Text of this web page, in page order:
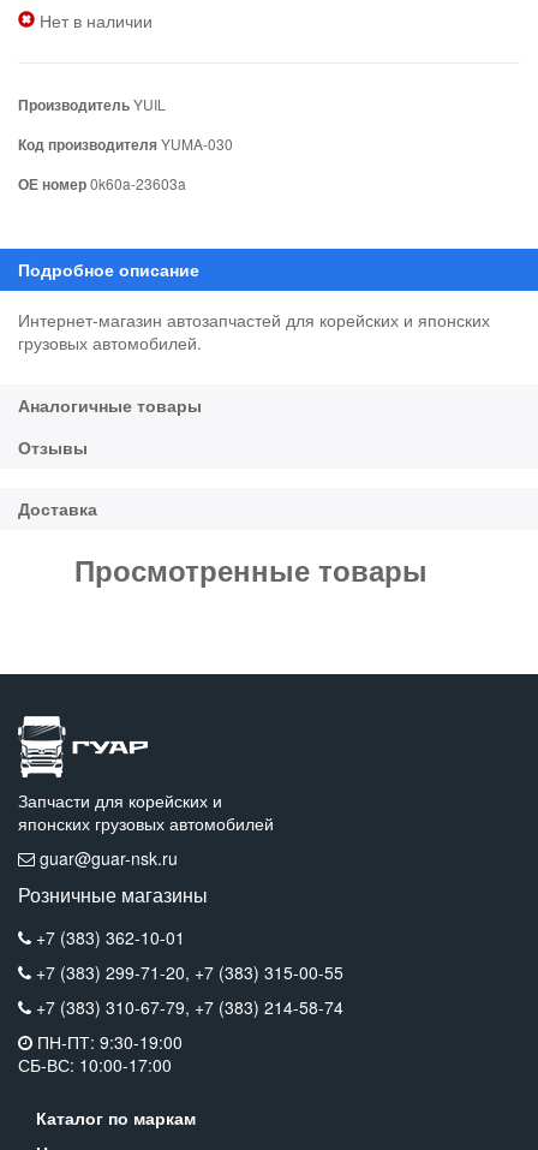
Нет в наличии
ПроизводительYUIL
Код производителяYUMA-030
ОЕ номер0k60a-23603a
Интернет-магазин автозапчастей для корейских и японских
грузовых автомобилей.
Просмотренные товары
Запчасти для корейских и
японских грузовых автомобилей
guar@guar-nsk.ru
Розничные магазины
+7 (383) 362-10-01
+7 (383) 299-71-20, +7 (383) 315-00-55
+7 (383) 310-67-79, +7 (383) 214-58-74
ПН-ПТ: 9:30-19:00
СБ-ВС: 10:00-17:00
Каталог по маркам